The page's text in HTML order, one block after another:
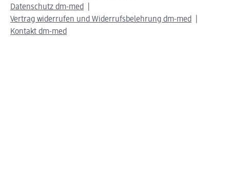
Datenschutz dm-med
Vertrag widerrufen und Widerrufsbelehrung dm-med
Kontakt dm-med